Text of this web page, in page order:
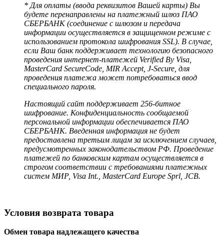
* Для оплаты (ввода реквизитов Вашей карты) Вы
будете перенаправлены на платежный шлюз ПАО
СБЕРБАНК (соединение с шлюзом и передача
информации осуществляется в защищенном режиме с
использованием протокола шифрования SSL). В случае,
если Ваш банк поддерживает технологию безопасного
проведения интернет-платежей Verified By Visa,
MasterCard SecureCode, MIR Accept, J-Secure, для
проведения платежа может потребоваться ввод
специального пароля.
Настоящий сайт поддерживает 256-битное
шифрование. Конфиденциальность сообщаемой
персональной информации обеспечивается ПАО
СБЕРБАНК. Введенная информация не будет
предоставлена третьим лицам за исключением случаев,
предусмотренных законодательством РФ. Проведение
платежей по банковским картам осуществляется в
строгом соответствии с требованиями платежных
систем МИР, Visa Int., MasterCard Europe Sprl, JCB.
Условия возврата товара
Обмен товара надлежащего качества